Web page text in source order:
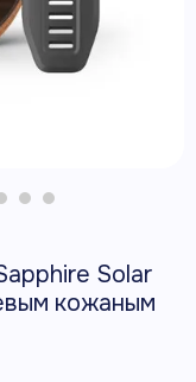
Solar
кожаным